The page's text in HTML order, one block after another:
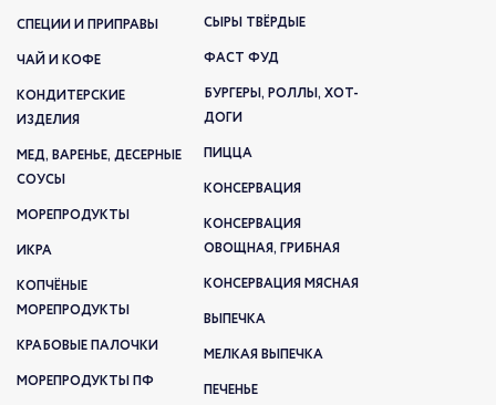
СПЕЦИИ И ПРИПРАВЫ
ЧАЙ И КОФЕ
КОНДИТЕРСКИЕ
ИЗДЕЛИЯ
МЕД, ВАРЕНЬЕ, ДЕСЕРНЫЕ
СОУСЫ
МОРЕПРОДУКТЫ
ИКРА
КОПЧЁНЫЕ
МОРЕПРОДУКТЫ
КРАБОВЫЕ ПАЛОЧКИ
МОРЕПРОДУКТЫ ПФ
СЫРЫ ТВЁРДЫЕ
ФАСТ ФУД
БУРГЕРЫ, РОЛЛЫ, ХОТ-
ДОГИ
ПИЦЦА
КОНСЕРВАЦИЯ
КОНСЕРВАЦИЯ
ОВОЩНАЯ, ГРИБНАЯ
КОНСЕРВАЦИЯ МЯСНАЯ
ВЫПЕЧКА
МЕЛКАЯ ВЫПЕЧКА
ПЕЧЕНЬЕ